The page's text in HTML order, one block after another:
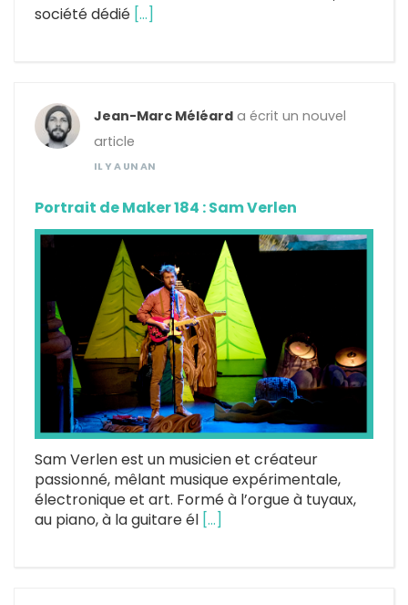
société dédié […]
Jean-Marc Méléard a écrit un nouvel
article
IL Y A UN AN
Portrait de Maker 184 : Sam Verlen
Sam Verlen est un musicien et créateur
passionné, mêlant musique expérimentale,
électronique et art. Formé à l’orgue à tuyaux,
au piano, à la guitare él […]